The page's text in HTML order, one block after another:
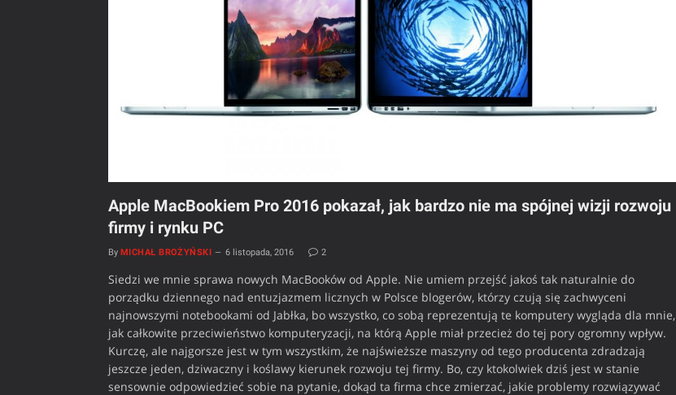
Apple MacBookiem Pro 2016 pokazał, jak bardzo nie ma spójnej wizji rozwoju
firmy i rynku PC
By MICHAŁ BROŻYŃSKI 6 listopada, 2016 2
Siedzi we mnie sprawa nowych MacBooków od Apple. Nie umiem przejść jakoś tak naturalnie do
porządku dziennego nad entuzjazmem licznych w Polsce blogerów, którzy czują się zachwyceni
najnowszymi notebookami od Jabłka, bo wszystko, co sobą reprezentują te komputery wygląda dla mnie,
jak całkowite przeciwieństwo komputeryzacji, na którą Apple miał przecież do tej pory ogromny wpływ.
Kurczę, ale najgorsze jest w tym wszystkim, że najświeższe maszyny od tego producenta zdradzają
jeszcze jeden, dziwaczny i koślawy kierunek rozwoju tej firmy. Bo, czy ktokolwiek dziś jest w stanie
sensownie odpowiedzieć sobie na pytanie, dokąd ta firma chce zmierzać, jakie problemy rozwiązywać